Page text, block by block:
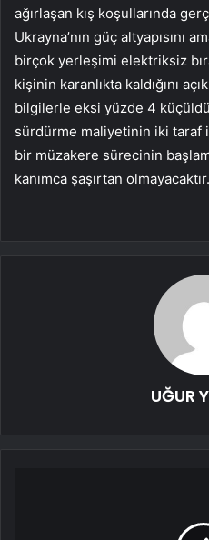
ağırlaşan kış koşullarında
Ukrayna’nın güç altyapısını
birçok yerleşimi elektriksiz
kişinin karanlıkta kaldığını
bilgilerle eksi yüzde 4
sürdürme maliyetinin iki taraf
bir müzakere sürecinin
kanımca şaşırtan
UĞUR